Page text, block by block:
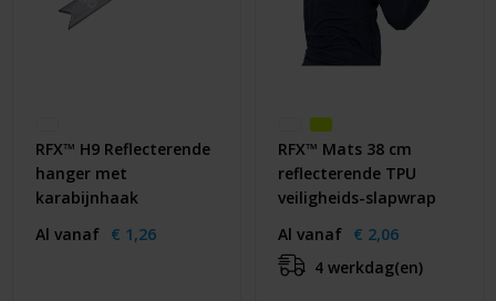
RFX™ H9 Reflecterende
hanger met
karabijnhaak
Al vanaf € 1,26
RFX™ Mats 38 cm
reflecterende TPU
veiligheids-slapwrap
Al vanaf € 2,06
4 werkdag(en)